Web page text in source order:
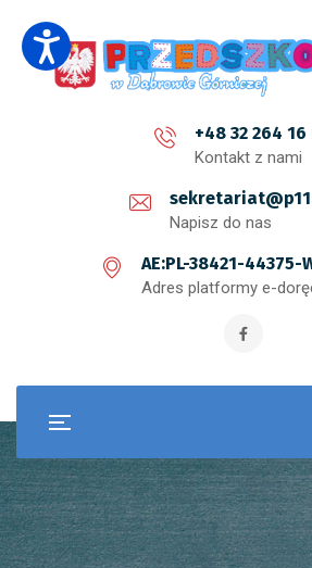
+48 32 264 16
Kontakt z nami
Napisz do nas
AE:PL-38421-44375-
Adres platformy e-